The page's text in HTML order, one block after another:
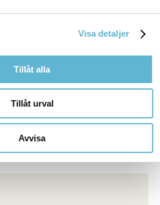
Visa detaljer
Tillåt alla
Tillåt urval
Avvisa
du behöver rivningslov
växel och reception i